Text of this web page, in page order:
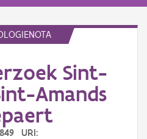
Sint-
Amands
URI: